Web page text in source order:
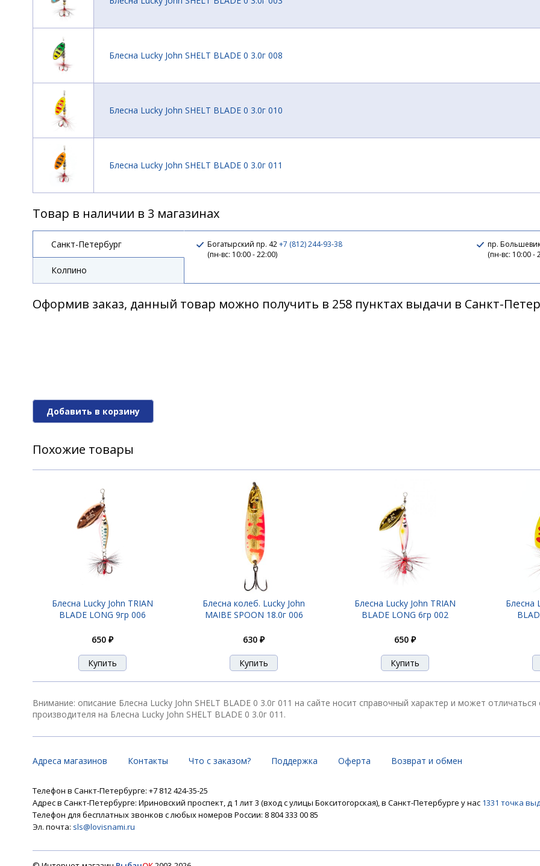
Блесна Lucky John SHELT BLADE 0 3.0г 008
Блесна Lucky John SHELT BLADE 0 3.0г 010
Блесна Lucky John SHELT BLADE 0 3.0г 011
Блесна Lucky John SHELT BLADE 01 5.0г 003
Блесна Lucky John SHELT BLADE 04 15,0г 009
Блесна Lucky John SHELT BLADE 04 15,0г 010
Товар в наличии в 3 магазинах
Санкт-Петербург
Колпино
Богатырский пр. 42+7 (812) 244-93-38
(пн-вс: 10:00 - 22:00)
пр.
(пн-вс: 10:00 -
Оформив заказ, данный товар можно получить в 258 пунктах выдачи в Санкт-
Добавить в корзину
Похожие товары
Блесна Lucky John TRIAN
BLADE LONG 9гр 006
650 ₽
Блесна колеб. Lucky John
MAIBE SPOON 18.0г 006
630 ₽
Блесна Lucky John TRIAN
BLADE LONG 6гр 002
650 ₽
Блесна
Внимание: описание Блесна Lucky John SHELT BLADE 0 3.0г 011 на сайте носит справочный характер и может
производителя на Блесна Lucky John SHELT BLADE 0 3.0г 011.
Адреса магазинов Контакты Что с заказом? Поддержка Оферта Возврат и обмен
Телефон в Санкт-Петербурге: +7 812 424-35-25
Адрес в Санкт-Петербурге: Ириновский проспект, д 1 лит 3 (вход с улицы Бокситогорская), в Санкт-Петербурге у нас 1331 точка
Телефон для бесплатных звонков с любых номеров России: 8 804 333 00 85
Эл. почта: sls@lovisnami.ru